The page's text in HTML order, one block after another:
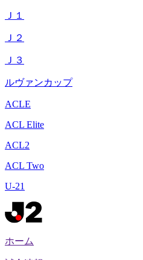
Ｊ１
Ｊ２
Ｊ３
ルヴァンカップ
ACLE
ACL Elite
ACL2
ACL Two
U-21
ホーム